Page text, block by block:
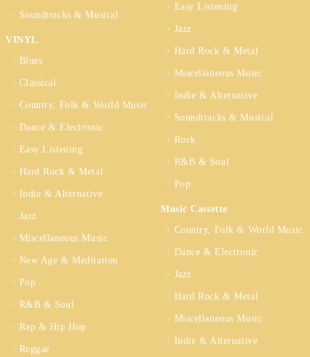
Soundtracks & Musical
VINYL
Blues
Classical
Country, Folk & World Music
Dance & Electronic
Easy Listening
Hard Rock & Metal
Indie & Alternative
Jazz
Miscellaneous Music
New Age & Meditation
Pop
R&B & Soul
Rap & Hip Hop
Reggae
Easy Listening
Jazz
Hard Rock & Metal
Miscellaneous Music
Indie & Alternative
Soundtracks & Musical
Rock
R&B & Soul
Pop
Music Cassette
Country, Folk & World Music
Dance & Electronic
Jazz
Hard Rock & Metal
Miscellaneous Music
Indie & Alternative